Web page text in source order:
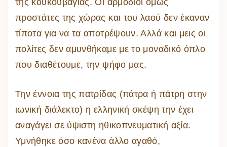
της κουκουβάγιας. Οι αρμόδιοι όμως
προστάτες της χώρας και του λαού δεν έκαναν
τίποτα για να τα αποτρέψουν. Αλλά και μεις οι
πολίτες δεν αμυνθήκαμε με το μοναδικό όπλο
που διαθέτουμε, την ψήφο μας.
Την έννοια της πατρίδας (πάτρα ή πάτρη στην
ιωνική διάλεκτο) η ελληνική σκέψη την έχει
αναγάγει σε ύψιστη ηθικοπνευματική αξία.
Υμνήθηκε όσο κανένα άλλο αγαθό,